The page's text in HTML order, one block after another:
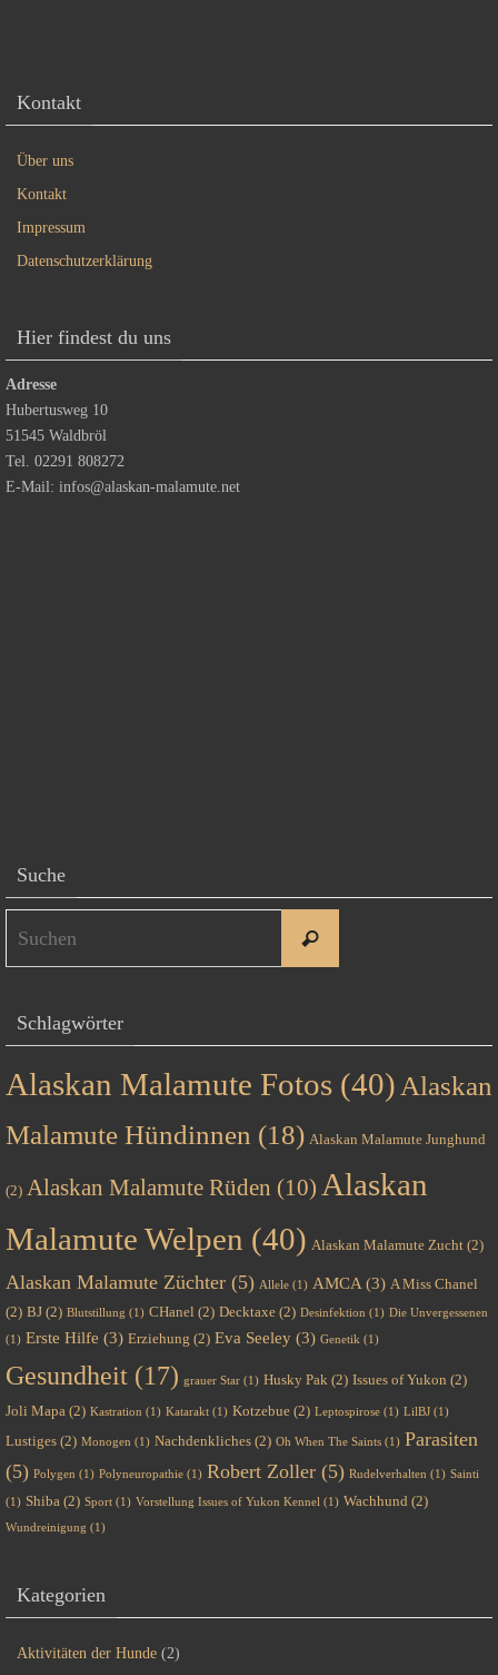
Kontakt
Über uns
Kontakt
Impressum
Datenschutzerklärung
Hier findest du uns
Adresse
Hubertusweg 10
51545 Waldbröl
Tel. 02291 808272
E-Mail: infos@alaskan-malamute.net
Suche
Suchen
Schlagwörter
Alaskan Malamute Fotos (40) Alaskan
Malamute Hündinnen (18) Alaskan Malamute Junghund
(2) Alaskan Malamute Rüden (10) Alaskan
Malamute Welpen (40) Alaskan Malamute Zucht (2)
Alaskan Malamute Züchter (5) Allele (1) AMCA (3) A Miss Chanel
(2) BJ (2) Blutstillung (1) CHanel (2) Decktaxe (2) Desinfektion (1) Die Unvergessenen
(1) Erste Hilfe (3) Erziehung (2) Eva Seeley (3) Genetik (1)
Gesundheit (17) grauer Star (1) Husky Pak (2) Issues of Yukon (2)
Joli Mapa (2) Kastration (1) Katarakt (1) Kotzebue (2) Leptospirose (1) LilBJ (1)
Lustiges (2) Monogen (1) Nachdenkliches (2) Oh When The Saints (1) Parasiten
(5) Polygen (1) Polyneuropathie (1) Robert Zoller (5) Rudelverhalten (1) Sainti
(1) Shiba (2) Sport (1) Vorstellung Issues of Yukon Kennel (1) Wachhund (2)
Wundreinigung (1)
Kategorien
Aktivitäten der Hunde (2)